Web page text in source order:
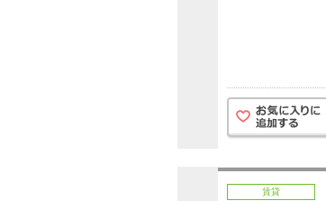
賃貸